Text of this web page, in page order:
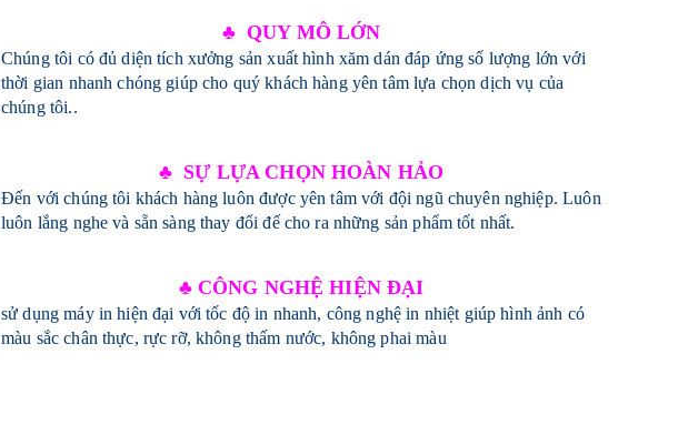
♣ QUY MÔ LỚN
Chúng tôi có đủ diện tích xưởng sản xuất hình xăm dán đáp ứng số lượng lớn với
thời gian nhanh chóng giúp cho quý khách hàng yên tâm lựa chọn dịch vụ của
chúng tôi..
♣ SỰ LỰA CHỌN HOÀN HẢO
Đến với chúng tôi khách hàng luôn được yên tâm với đội ngũ chuyên nghiệp. Luôn
luôn lắng nghe và sẵn sàng thay đổi đế cho ra những sản phẩm tốt nhất.
♣ CÔNG NGHỆ HIỆN ĐẠI
sử dụng máy in hiện đại với tốc độ in nhanh, công nghệ in nhiệt giúp hình ảnh có
màu sắc chân thực, rực rỡ, không thấm nước, không phai màu